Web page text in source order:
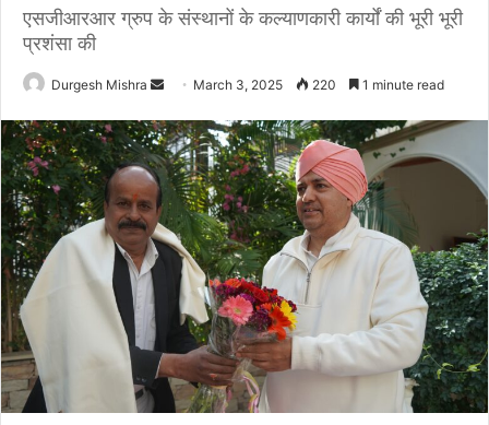
एसजीआरआर ग्रुप के संस्थानों के कल्याणकारी कार्यों की भूरी भूरी
प्रशंसा की
Durgesh Mishra
Send
email
March 3, 2025 220 1 minute read